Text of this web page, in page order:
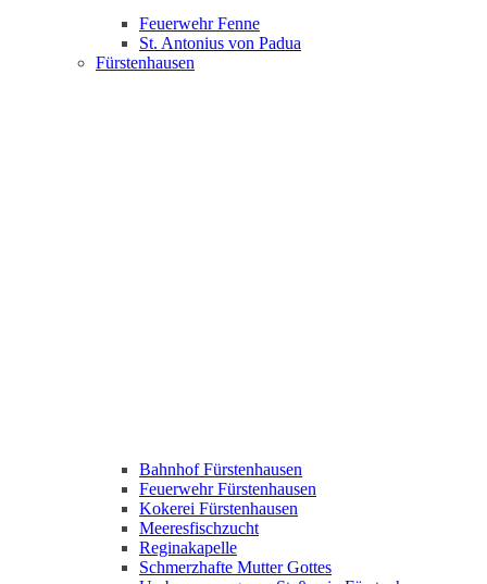
Feuerwehr Fenne
St. Antonius von Padua
Fürstenhausen
Bahnhof Fürstenhausen
Feuerwehr Fürstenhausen
Kokerei Fürstenhausen
Meeresfischzucht
Reginakapelle
Schmerzhafte Mutter Gottes